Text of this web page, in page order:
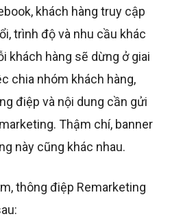
khách hàng truy cập
trình độ và nhu cầu khác
khách hàng sẽ dừng ở giai
chia nhóm khách hàng,
điệp và nội dung cần gửi
Thậm chí, banner
này cũng khác nhau.
thông điệp Remarketing